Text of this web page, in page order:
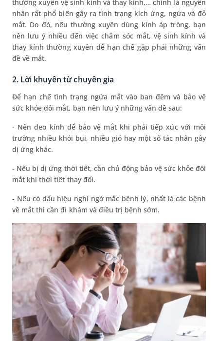
thường xuyên vệ sinh kính và thay kính,… chính là nguyên
nhân rất phổ biến gây ra tình trạng kích ứng, ngứa và đỏ
mắt. Do đó, nếu thường xuyên dùng kính áp tròng, bạn
nên lưu ý nhiều đến việc chăm sóc mắt, vệ sinh kính và
thay kính thường xuyên để hạn chế gặp phải những vấn
đề về mắt.
2. Lời khuyên từ chuyên gia
Để hạn chế tình trạng ngứa mắt vào ban đêm và bảo vệ
sức khỏe đôi mắt, bạn nên lưu ý những vấn đề sau:
- Nên đeo kính để bảo vệ mắt khi phải tiếp xúc với môi
trường nhiều khói bụi, nhiều gió hay một số tác nhân gây
dị ứng khác.
- Nếu bị dị ứng thời tiết, cần chủ động bảo vệ sức khỏe đôi
mắt khi thời tiết thay đổi.
- Nếu có dấu hiệu nghi ngờ mắc bệnh lý, nhất là các bệnh
về mắt thì cần đi khám và điều trị bệnh sớm.